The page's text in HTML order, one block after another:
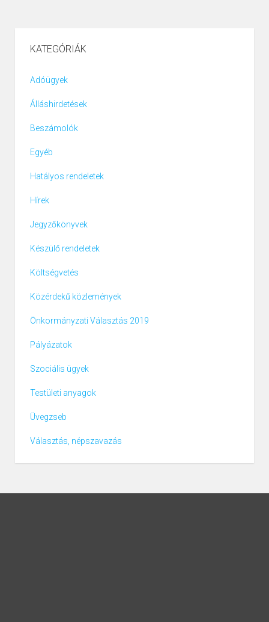
KATEGÓRIÁK
Adóügyek
Álláshirdetések
Beszámolók
Egyéb
Hatályos rendeletek
Hírek
Jegyzőkönyvek
Készülő rendeletek
Költségvetés
Közérdekű közlemények
Önkormányzati Választás 2019
Pályázatok
Szociális ügyek
Testületi anyagok
Üvegzseb
Választás, népszavazás